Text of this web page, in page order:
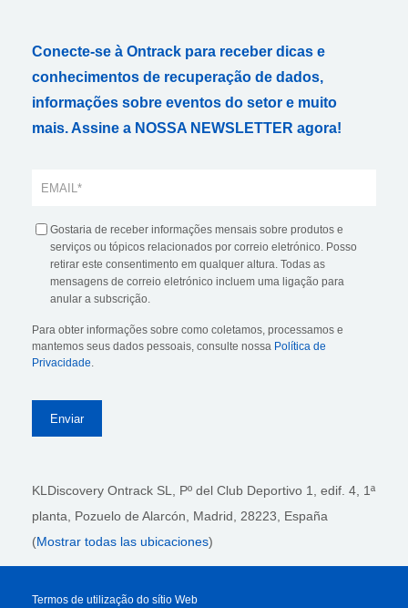
Conecte-se à Ontrack para receber dicas e
conhecimentos de recuperação de dados,
informações sobre eventos do setor e muito
mais. Assine a NOSSA NEWSLETTER agora!
Gostaria de receber informações mensais sobre produtos e
serviços ou tópicos relacionados por correio eletrónico. Posso
retirar este consentimento em qualquer altura. Todas as
mensagens de correio eletrónico incluem uma ligação para
anular a subscrição.
Para obter informações sobre como coletamos, processamos e
mantemos seus dados pessoais, consulte nossa Política de
Privacidade.
KLDiscovery Ontrack SL, Pº del Club Deportivo 1, edif. 4, 1ª
planta, Pozuelo de Alarcón, Madrid, 28223, España
(Mostrar todas las ubicaciones)
Termos de utilização do sítio Web